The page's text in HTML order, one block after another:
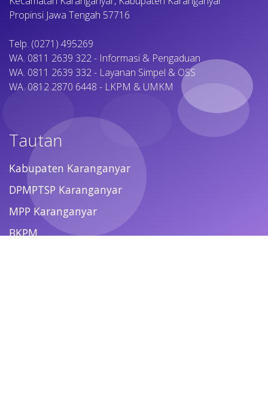
Propinsi Jawa Tengah 57716
Telp. (0271) 495269
WA. 0811 2639 322 - Informasi & Pengaduan
WA. 0811 2639 332 - Layanan Simpel & OSS
WA. 0812 2870 6448 - LKPM & UMKM
Tautan
Kabupaten Karanganyar
DPMPTSP Karanganyar
MPP Karanganyar
BKPM